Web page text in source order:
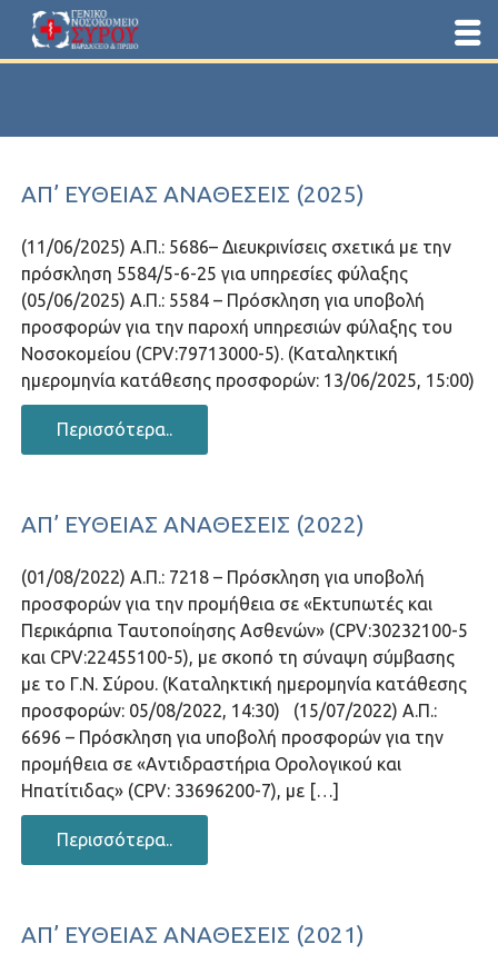
ΑΠ’ ΕΥΘΕΊΑΣ ΑΝΑΘΈΣΕΙΣ (2025)
(11/06/2025) Α.Π.: 5686– Διευκρινίσεις σχετικά με την
πρόσκληση 5584/5-6-25 για υπηρεσίες φύλαξης
(05/06/2025) Α.Π.: 5584 – Πρόσκληση για υποβολή
προσφορών για την παροχή υπηρεσιών φύλαξης του
Νοσοκομείου (CPV:79713000-5). (Καταληκτική
ημερομηνία κατάθεσης προσφορών: 13/06/2025, 15:00)
Περισσότερα..
ΑΠ’ ΕΥΘΕΊΑΣ ΑΝΑΘΈΣΕΙΣ (2022)
(01/08/2022) Α.Π.: 7218 – Πρόσκληση για υποβολή
προσφορών για την προμήθεια σε «Εκτυπωτές και
Περικάρπια Ταυτοποίησης Ασθενών» (CPV:30232100-5
και CPV:22455100-5), με σκοπό τη σύναψη σύμβασης
με το Γ.Ν. Σύρου. (Καταληκτική ημερομηνία κατάθεσης
προσφορών: 05/08/2022, 14:30) (15/07/2022) Α.Π.:
6696 – Πρόσκληση για υποβολή προσφορών για την
προμήθεια σε «Αντιδραστήρια Ορολογικού και
Ηπατίτιδας» (CPV: 33696200-7), με […]
Περισσότερα..
ΑΠ’ ΕΥΘΕΊΑΣ ΑΝΑΘΈΣΕΙΣ (2021)